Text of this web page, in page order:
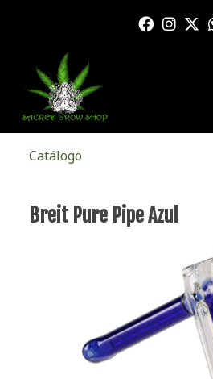
Catálogo
Breit Pure Pipe Azul